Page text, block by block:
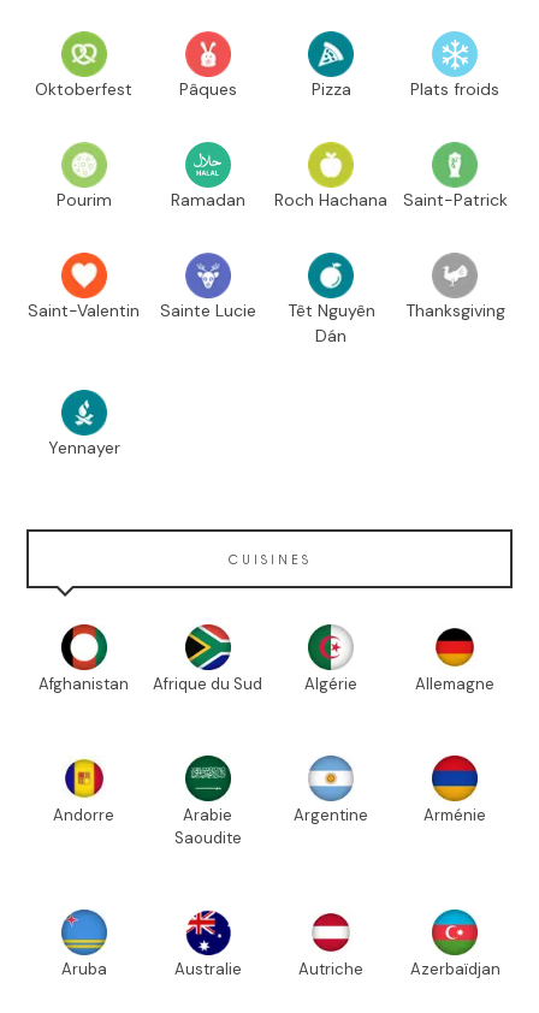
Oktoberfest Pâques Pizza Plats froids
Pourim Ramadan Roch Hachana Saint-Patrick
Saint-Valentin Sainte Lucie
Têt Nguyên
Dán
Thanksgiving
Yennayer
CUISINES
Afghanistan Afrique du Sud Algérie Allemagne
Andorre
Arabie
Saoudite
Argentine Arménie
Aruba Australie Autriche Azerbaïdjan